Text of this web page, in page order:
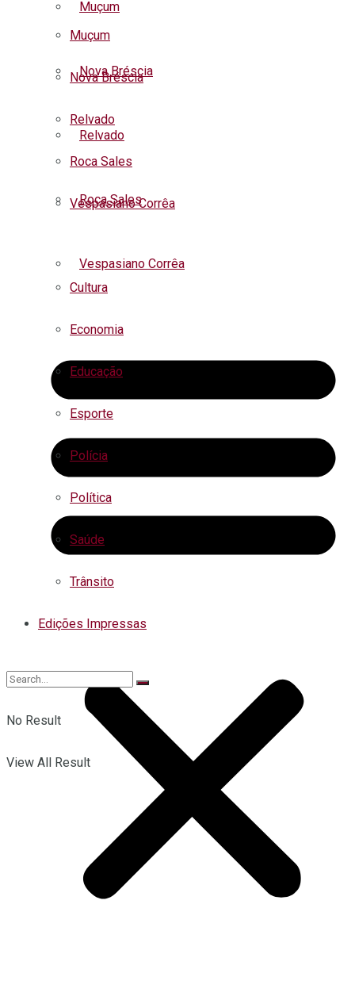
Muçum
Nova Bréscia
Relvado
Roca Sales
Vespasiano Corrêa
Muçum
Nova Bréscia
Relvado
Roca Sales
Vespasiano Corrêa
Cultura
Economia
Educação
Esporte
Polícia
Política
Saúde
Trânsito
Edições Impressas
No Result
View All Result